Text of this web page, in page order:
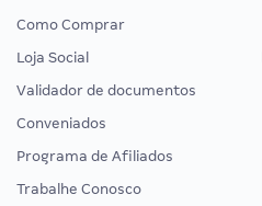
Como Comprar
Loja Social
Validador de documentos
Conveniados
Programa de Afiliados
Trabalhe Conosco